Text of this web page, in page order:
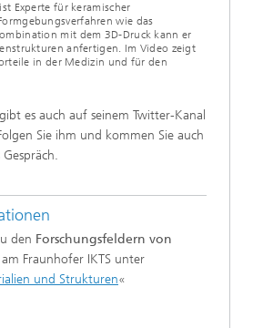
Experte für keramischer
wie das
mit dem 3D-Druck kann er
anfertigen. Im Video zeigt
in der Medizin und für den
es auch auf seinem Twitter-Kanal
Sie ihm und kommen Sie auch
den Forschungsfeldern von
am Fraunhofer IKTS unter
und Strukturen«